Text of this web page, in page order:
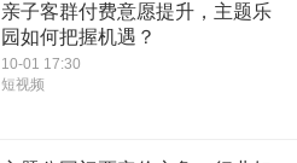
亲子客群付费意愿提升，主题乐
园如何把握机遇？
10-01 17:30
短视频